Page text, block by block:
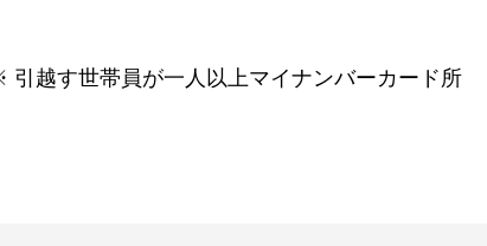
越す世帯員が一人以上マイナンバーカード所